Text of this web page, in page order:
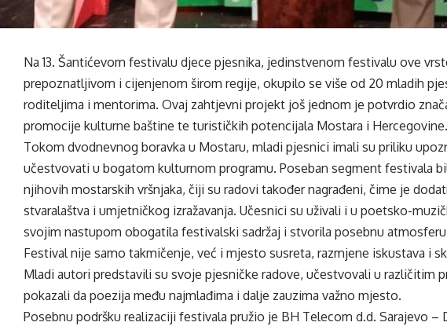
Na 13. Šantićevom festivalu djece pjesnika, jedinstvenom festivalu ove
prepoznatljivom i cijenjenom širom regije, okupilo se više od 20 mladih
roditeljima i mentorima. Ovaj zahtjevni projekt još jednom je potvrdio
promocije kulturne baštine te turističkih potencijala Mostara i Hercegovine.
Tokom dvodnevnog boravka u Mostaru, mladi pjesnici imali su priliku
učestvovati u bogatom kulturnom programu. Poseban segment festivala
njihovih mostarskih vršnjaka, čiji su radovi također nagrađeni, čime je
stvaralaštva i umjetničkog izražavanja. Učesnici su uživali i u poetsko-
svojim nastupom obogatila festivalski sadržaj i stvorila posebnu
Festival nije samo takmičenje, već i mjesto susreta, razmjene iskustava i
Mladi autori predstavili su svoje pjesničke radove, učestvovali u različitim
pokazali da poezija među najmlađima i dalje zauzima važno mjesto.
Posebnu podršku realizaciji festivala pružio je BH Telecom d.d. Sarajevo –